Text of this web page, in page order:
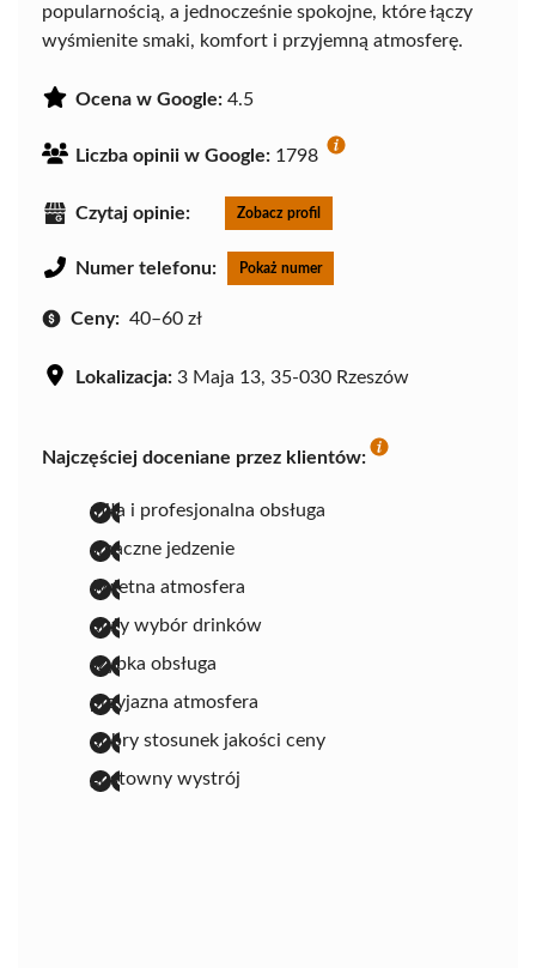
popularnością, a jednocześnie spokojne, które łączy
wyśmienite smaki, komfort i przyjemną atmosferę.
Ocena w Google: 4.5
Liczba opinii w Google: 1798
Czytaj opinie: Zobacz profil
Numer telefonu: Pokaż numer
Ceny: 40–60 zł
Lokalizacja: 3 Maja 13, 35-030 Rzeszów
Najczęściej doceniane przez klientów:
miła i profesjonalna obsługa
smaczne jedzenie
świetna atmosfera
duży wybór drinków
szybka obsługa
przyjazna atmosfera
dobry stosunek jakości ceny
gustowny wystrój